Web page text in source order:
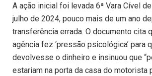
A ação inicial foi levada 6ª Vara Cível
julho de 2024, pouco mais de um ano
transferência errada. O documento cita
agência fez ‘pressão psicológica’ para
devolvesse o dinheiro e insinuou que
estariam na porta da casa do motorista